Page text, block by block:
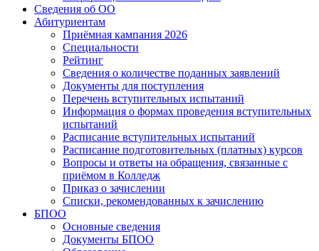
Сведения об ОО
Абитуриентам
Приёмная кампания 2026
Специальности
Рейтинг
Сведения о количестве поданных заявлений
Документы для поступления
Перечень вступительных испытаний
Информация о формах проведения вступительных
испытаний
Расписание вступительных испытаний
Расписание подготовительных (платных) курсов
Вопросы и ответы на обращения, связанные с
приёмом в Колледж
Приказ о зачислении
Списки, рекомендованных к зачислению
БПОО
Основные сведения
Документы БПОО